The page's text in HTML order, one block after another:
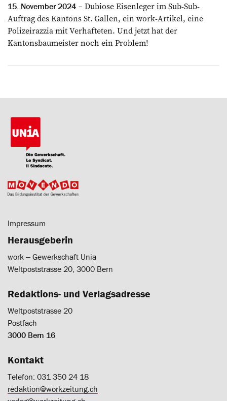
15. November 2024
Dubiose Eisenleger im Sub-Sub-
Auftrag des Kantons St. Gallen, ein work-­Artikel, eine
Polizeirazzia mit ­Verhafteten. Und jetzt hat der
Kantonsbaumeister noch ein Problem!
Impressum
Herausgeberin
work ‒ Gewerkschaft Unia
Weltpoststrasse 20, 3000 Bern
Redaktions- und Verlagsadresse
Weltpoststrasse 20
Postfach
3000 Bern 16
Kontakt
Telefon: 031 350 24 18
redaktion@workzeitung.ch